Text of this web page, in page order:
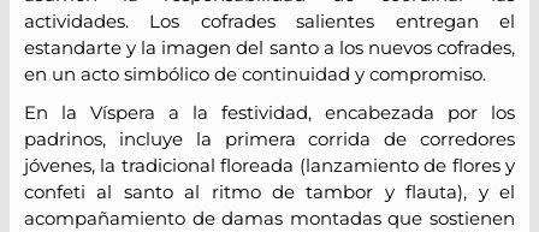
actividades. Los cofrades salientes entregan el
estandarte y la imagen del santo a los nuevos cofrades,
en un acto simbólico de continuidad y compromiso.
En la Víspera a la festividad, encabezada por los
padrinos, incluye la primera corrida de corredores
jóvenes, la tradicional floreada (lanzamiento de flores y
confeti al santo al ritmo de tambor y flauta), y el
acompañamiento de damas montadas que sostienen